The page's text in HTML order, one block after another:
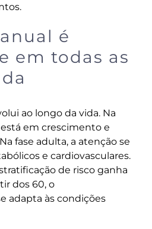
é
em todas as
ao longo da vida. Na
em crescimento e
fase adulta, a atenção se
e cardiovasculares.
de risco ganha
dos 60, o
adapta às condições